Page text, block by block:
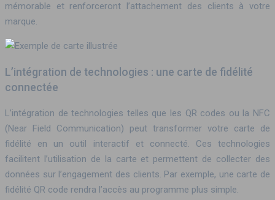
mémorable et renforceront l’attachement des clients à votre
marque.
L’intégration de technologies : une carte de fidélité
connectée
L’intégration de technologies telles que les QR codes ou la NFC
(Near Field Communication) peut transformer votre carte de
fidélité en un outil interactif et connecté. Ces technologies
facilitent l’utilisation de la carte et permettent de collecter des
données sur l’engagement des clients. Par exemple, une carte de
fidélité QR code rendra l’accès au programme plus simple.